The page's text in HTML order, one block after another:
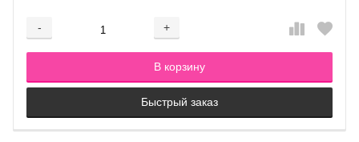
- +
Добавляется...
В корзину
Добавлен
Быстрый заказ